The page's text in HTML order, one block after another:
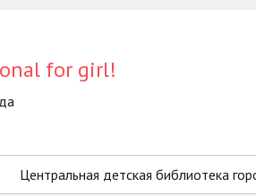
for girl!
Центральная детская библиотека